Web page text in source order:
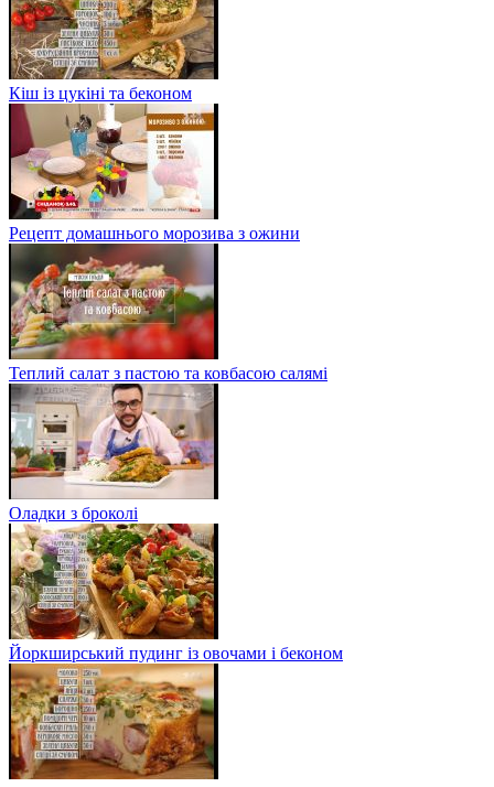
Кіш із цукіні та беконом
Рецепт домашнього морозива з ожини
Теплий салат з пастою та ковбасою салямі
Оладки з броколі
Йоркширський пудинг із овочами і беконом